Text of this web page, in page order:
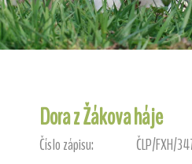
Dora z Žákova háje
Číslo zápisu: ČLP/FXH/